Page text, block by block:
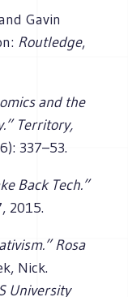
Gavin
Routledge,
and the
Territory,
337–53.
Back Tech.”
2015.
Rosa
Nick.
University